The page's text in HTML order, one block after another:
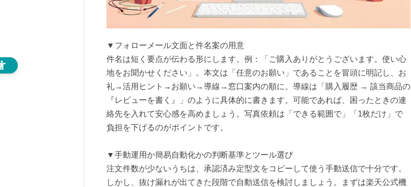
▼フォローメール文面と件名案の用意
件名は短く要点が伝わる形にします。例：「ご購入ありがとうございます。使い心
地をお聞かせください」。本文は「任意のお願い」であることを冒頭に明記し、お
礼→活用ヒント→お願い→導線→窓口案内の順に。導線は「購入履歴 → 該当商品の
『レビューを書く』」のように具体的に書きます。可能であれば、困ったときの連
絡先を入れて安心感を高めましょう。写真依頼は「できる範囲で」「1枚だけ」で
負担を下げるのがポイントです。
▼手動運用か簡易自動化かの判断基準とツール選び
注文件数が少ないうちは、承認済み定型文をコピーして使う手動送信で十分です。
しかし、抜け漏れが出てきた段階で自動送信を検討しましょう。まずは楽天公式機